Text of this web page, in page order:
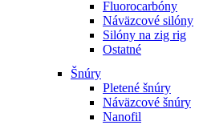
Fluorocarbóny
Náväzcové silóny
Silóny na zig rig
Ostatné
Šnúry
Pletené šnúry
Náväzcové šnúry
Nanofil